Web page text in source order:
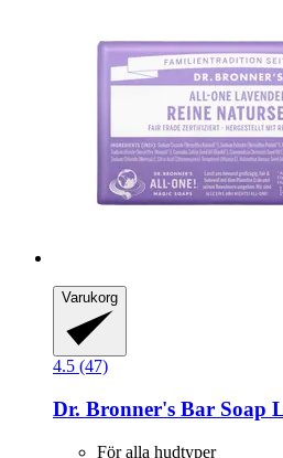
Varukorg
4.5 (47)
Dr. Bronner's Bar Soap
För alla hudtyper